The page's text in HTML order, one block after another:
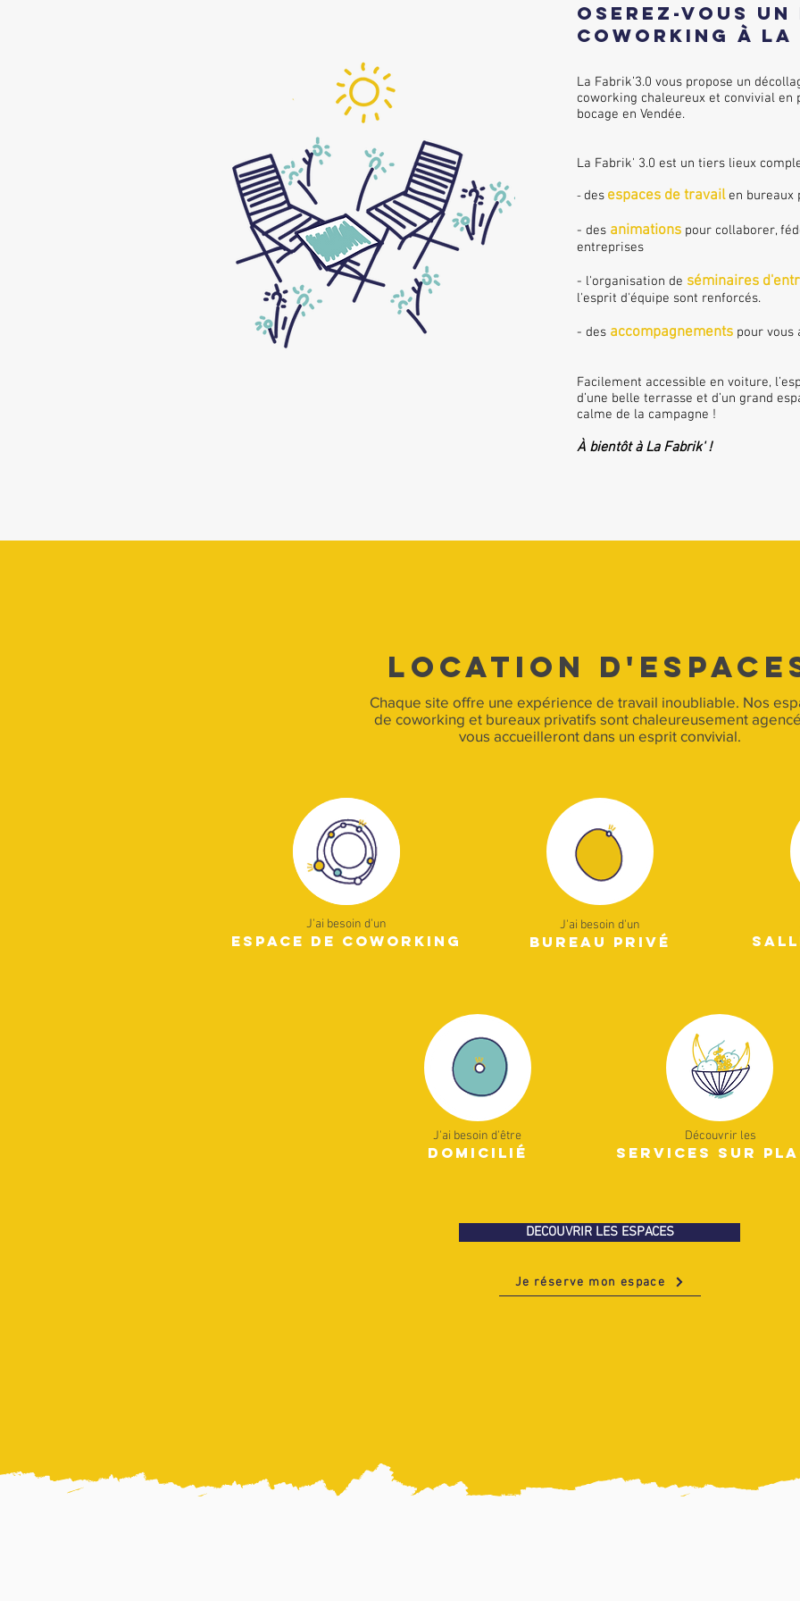
oserez-vous un
Coworking à la
La Fabrik’3.0 vous propose un
coworking chaleureux et convivial
bocage en Vendée.
​La Fabrik' 3.0 est un tiers lieux
- des espaces de travailen bureaux
- des animations pour collaborer,
entreprises
- l'organisation de séminaires
l'esprit d'équipe sont renforcés.
- des accompagnements pour vous
Facilement accessible en voiture,
d’une belle terrasse et d’un grand
calme de la campagne !
À bientôt à La Fabrik' !
LOCATION
Chaque site offre une expérience de travail inoubliable. Nos
de coworking et bureaux privatifs sont chaleureusement
vous accueilleront dans un esprit convivial.
J'ai besoin d'un
espace de coworking
J'ai besoin d'un
bureau privé
J'ai besoin d'être
domicilié
Découvrir les
services sur
DECOUVRIR LES ESPACES
Je réserve mon espace